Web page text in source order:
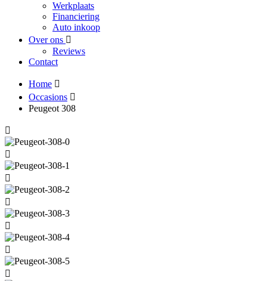
Werkplaats
Financiering
Auto inkoop
Over ons
Reviews
Contact
Home
Occasions
Peugeot 308